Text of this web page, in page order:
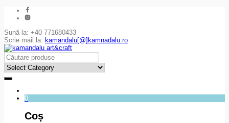
Sună la: +40 771680433
Scrie mail la: kamandalu[@]kamnadalu.ro
0
Coș